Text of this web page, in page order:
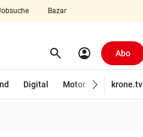
Bazar
search Suchen
account_circle Abo
Digital Motor Wirtschaft
krone.tv